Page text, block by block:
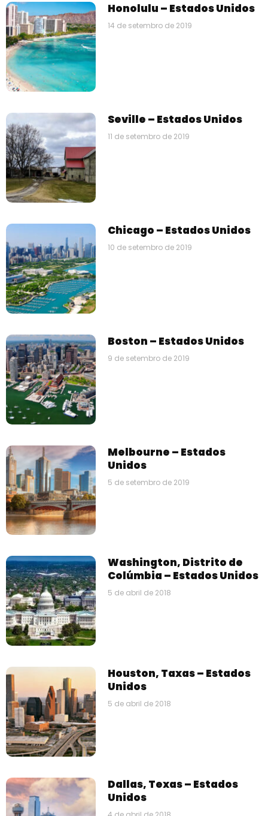
Honolulu – Estados Unidos
14 de setembro de 2019
Seville – Estados Unidos
11 de setembro de 2019
Chicago – Estados Unidos
10 de setembro de 2019
Boston – Estados Unidos
9 de setembro de 2019
Melbourne – Estados
Unidos
5 de setembro de 2019
Washington, Distrito de
Colúmbia – Estados Unidos
5 de abril de 2018
Houston, Taxas – Estados
Unidos
5 de abril de 2018
Dallas, Texas – Estados
Unidos